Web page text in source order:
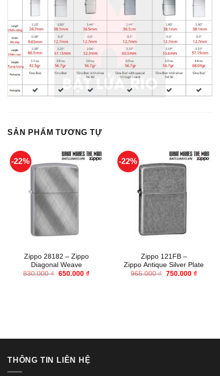
SẢN PHẨM TƯƠNG TỰ
-22%
Zippo 28182 – Zippo
Diagonal Weave
830.000₫ Giá
650.000 ₫Giá
-22%
Zippo 121FB –
Zippo Antique Silver Plate
965.000₫ Giá
750.000 ₫Giá
THÔNG TIN LIÊN HỆ